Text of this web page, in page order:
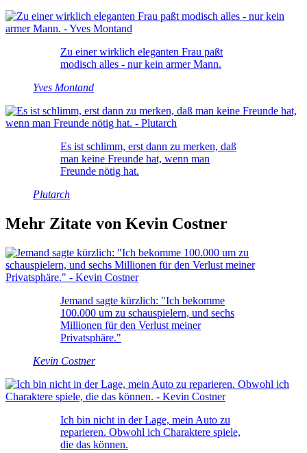
Zu einer wirklich eleganten Frau paßt
modisch alles - nur kein armer Mann.
Yves Montand
Es ist schlimm, erst dann zu merken, daß
man keine Freunde hat, wenn man
Freunde nötig hat.
Plutarch
Mehr Zitate von Kevin Costner
Jemand sagte kürzlich: "Ich bekomme
100.000 um zu schauspielern, und sechs
Millionen für den Verlust meiner
Privatsphäre."
Kevin Costner
Ich bin nicht in der Lage, mein Auto zu
reparieren. Obwohl ich Charaktere spiele,
die das können.